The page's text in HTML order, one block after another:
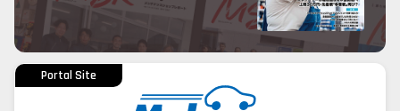
Portal Site